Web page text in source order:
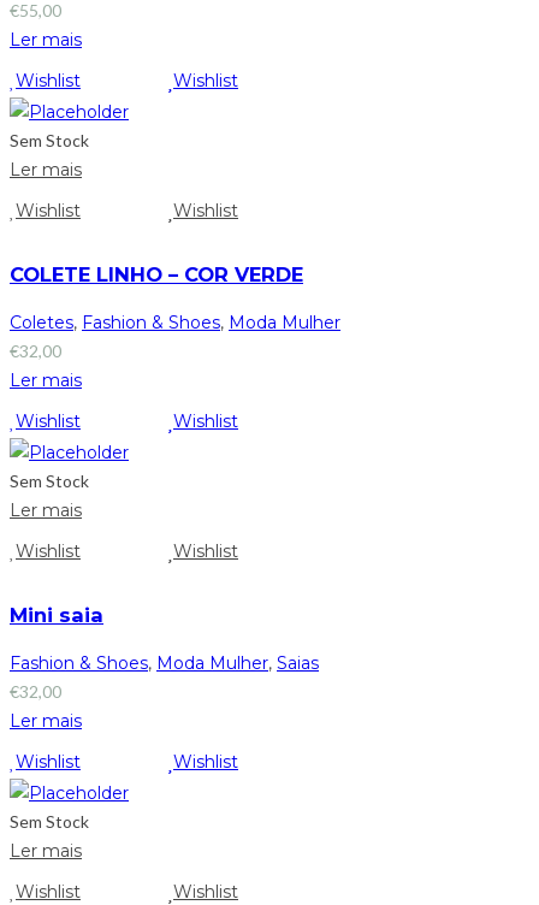
€55,00
Ler mais
Wishlist
Wishlist
Sem Stock
Ler mais
Wishlist
Wishlist
COLETE LINHO – COR VERDE
Coletes, Fashion & Shoes, Moda Mulher
€32,00
Ler mais
Wishlist
Wishlist
Sem Stock
Ler mais
Wishlist
Wishlist
Mini saia
Fashion & Shoes, Moda Mulher, Saias
€32,00
Ler mais
Wishlist
Wishlist
Sem Stock
Ler mais
Wishlist
Wishlist